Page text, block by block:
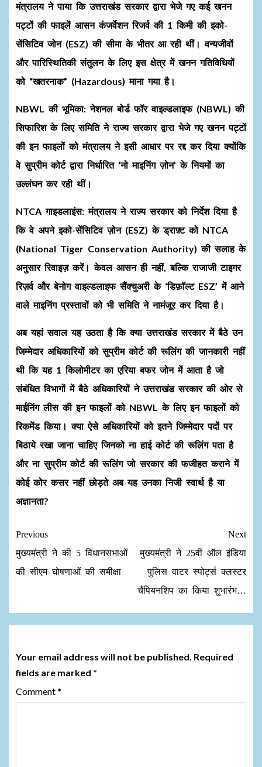
मंत्रालय ने पाया कि उत्तराखंड सरकार द्वारा भेजे गए कई खनन
पट्टों की फाइलें आसन कंजर्वेशन रिजर्व की 1 किमी की इको-
सेंसिटिव जोन (ESZ) की सीमा के भीतर आ रही थीं। वन्यजीवों
और पारिस्थितिकी संतुलन के लिए इस क्षेत्र में खनन गतिविधियों
को “खतरनाक” (Hazardous) माना गया है।
NBWL की भूमिका:नेशनल बोर्ड फॉर वाइल्डलाइफ (NBWL) की
सिफारिश के लिए समिति ने राज्य सरकार द्वारा भेजे गए खनन पट्टों
की इन फाइलों को मंत्रालय ने इसी आधार पर रद्द कर दिया क्योंकि
वे सुप्रीम कोर्ट द्वारा निर्धारित ‘नो माइनिंग ज़ोन’ के नियमों का
उल्लंघन कर रही थीं।
NTCA गाइडलाइंस:मंत्रालय ने राज्य सरकार को निर्देश दिया है
कि वे अपने इको-सेंसिटिव ज़ोन (ESZ) के ड्राफ़्ट को NTCA
(National Tiger Conservation Authority) की सलाह के
अनुसार रिवाइज़ करें। केवल आसन ही नहीं, बल्कि राजाजी टाइगर
रिज़र्व और बेनोग वाइल्डलाइफ सैंक्चुअरी के ‘डिफ़ॉल्ट ESZ’ में आने
वाले माइनिंग प्रस्तावों को भी समिति ने नामंजूर कर दिया है।
अब यहां सवाल यह उठता है कि क्या उत्तराखंड सरकार में बैठे उन
जिम्मेदार अधिकारियों को सुप्रीम कोर्ट की रूलिंग की जानकारी नहीं
थी कि यह 1 किलोमीटर का एरिया बफर जोन में आता है जो
संबंधित विभागों में बैठे अधिकारियों ने उत्तराखंड सरकार की ओर से
माईनिंग लीस की इन फाइलों को NBWL के लिए इन फाइलों को
रिकमेंड किया। क्या ऐसे अधिकारियों को इतने जिम्मेदार पदों पर
बिठाये रखा जाना चाहिए जिनको ना हाई कोर्ट की रूलिंग पता है
और ना सुप्रीम कोर्ट की रूलिंग जो सरकार की फजीहत कराने में
कोई कोर कसर नहीं छोड़ते अब यह उनका निजी स्वार्थ है या
अज्ञानता?
Previous
मुख्यमंत्री ने की 5 विधानसभाओं
की सीएम घोषणाओं की समीक्षा
Next
मुख्यमंत्री ने 25वीं ऑल इंडिया
पुलिस वाटर स्पोर्ट्स क्लस्टर
चैंपियनशिप का किया शुभारंभ…
Your email address will not be published. Required
fields are marked *
Comment*